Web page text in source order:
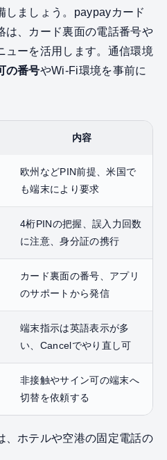
しましょう。paypayカード
は、カード裏面の電話番号や
ューを活用します。通信環境
の番号やWi‑Fi環境を事前に
内容
欧州などPIN前提、米国で
も端末により要求
4桁PINの把握、誤入力回数
に注意、身分証の携行
カード裏面の番号、アプリ
のサポートから発信
端末指示は英語表示が多
い、Cancelでやり直し可
非接触やサイン可の端末へ
切替を依頼する
、ホテルや空港の固定電話の